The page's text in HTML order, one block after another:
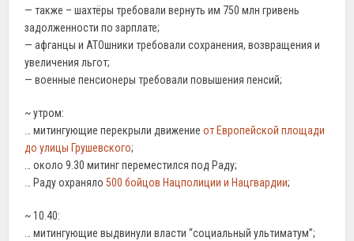
— также – шахтёры требовали вернуть им 750 млн гривень
задолженности по зарплате;
— афганцы и АТОшники требовали сохранения, возвращения и
увеличения льгот;
— военные пенсионеры требовали повышения пенсий;
~ утром:
… митингующие перекрыли движениеот Европейской площади
до улицы Грушевского;
… около 9.30 митинг переместился под Раду;
… Раду охраняло500 бойцов Нацполиции и Нацгвардии;
~ 10.40:
… митингующие выдвинули власти “социальный ультиматум”;